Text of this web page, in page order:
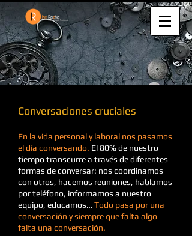
Conversaciones cruciales
En la vida personal y laboral nos pasamos
el día conversando. El 80% de nuestro
tiempo transcurre a través de diferentes
formas de conversar: nos coordinamos
con otros, hacemos reuniones, hablamos
por teléfono, informamos a nuestro
equipo, educamos… Todo pasa por una
conversación y siempre que falta algo
falta una conversación.